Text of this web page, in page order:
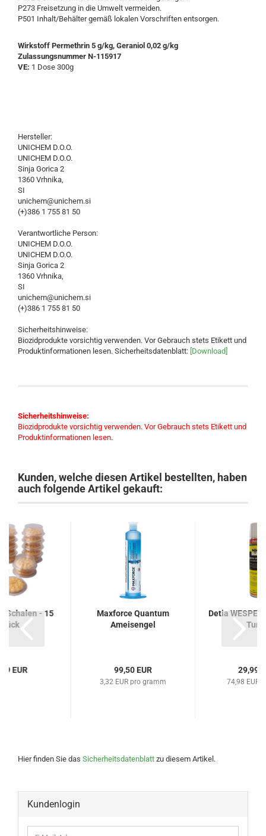
P273 Freisetzung in die Umwelt vermeiden.
P501 Inhalt/Behälter gemäß lokalen Vorschriften entsorgen.
Wirkstoff Permethrin 5 g/kg, Geraniol 0,02 g/kg
Zulassungsnummer N-115917
VE: 1 Dose 300g
Hersteller:
UNICHEM D.O.O.
UNICHEM D.O.O.
Sinja Gorica 2
1360 Vrhnika,
SI
unichem@unichem.si
(+)386 1 755 81 50
Verantwortliche Person:
UNICHEM D.O.O.
UNICHEM D.O.O.
Sinja Gorica 2
1360 Vrhnika,
SI
unichem@unichem.si
(+)386 1 755 81 50
Sicherheitshinweise:
Biozidprodukte vorsichtig verwenden. Vor Gebrauch stets Etikett und
Produktinformationen lesen. Sicherheitsdatenblatt: [Download]
Sicherheitshinweise:
Biozidprodukte vorsichtig verwenden. Vor Gebrauch stets Etikett und
Produktinformationen lesen.
Kunden, welche diesen Artikel bestellten, haben
auch folgende Artikel gekauft:
Schalen - 15
EUR
Maxforce Quantum
Ameisengel
99,50 EUR
3,32 EUR pro gramm
Detia
29,99
74,98 EUR
Hier finden Sie das Sicherheitsdatenblatt zu diesem Artikel.
Kundenlogin